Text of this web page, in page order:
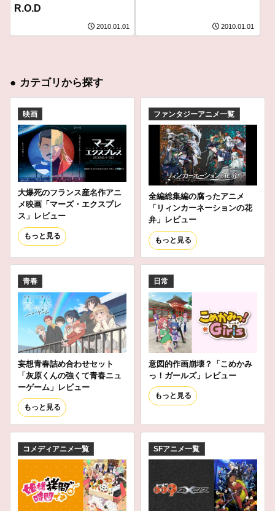
R.O.D
2010.01.01 2010.01.01
● カテゴリから探す
映画
大爆死のフランス産名作アニ
メ映画「マーズ・エクスプレ
ス」レビュー
もっと見る
ファンタジーアニメ一覧
全編総集編の腐ったアニメ
「リィンカーネーションの花
弁」レビュー
もっと見る
青春
妄想青春詰め合わせセット
「灰原くんの強くて青春ニュ
ーゲーム」レビュー
もっと見る
日常
意図的作画崩壊？「こめかみ
っ！ガールズ」レビュー
もっと見る
コメディアニメ一覧 SFアニメ一覧